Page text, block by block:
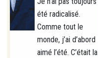
été radicalisé.
Comme tout le
monde, j’ai d’abord
aimé l’été. C’était la